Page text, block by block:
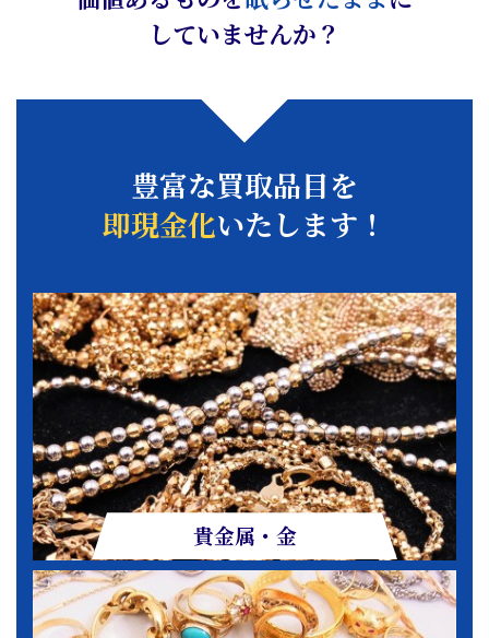
していませんか？
豊富な買取品目を
即現金化いたします！
貴金属・金